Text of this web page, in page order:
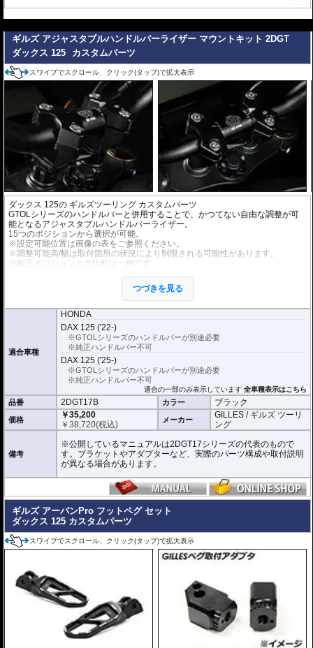
ギルズ アジャスタブルハンドルバーライザー マウントキット 2DGT
ダックス 125
カスタムパーツ
スワイプでスクロール、クリック(タップ)で拡大表示
ダックス 125の ギルズツーリング カスタムパーツ
GTOLシリーズのハンドルバーと併用することで、かつてない自由な調整が可
能となるアジャスタブルハンドルバーライザー。
15つのポジションから選択が可能。
※設定可能位置は画像の表をご参照ください。
※調整可能高/幅は取付箇所の状況により制限される可能性があります。
※純正ポジションとの比較は一例です。
アルミビレットからの削り出しにアルマイト処理を施した、見た目もにも美し
ギルズ 「バーハンドルバー GTOL」 品番:GTOLB/GTOLG が別途必要。
つづきを見る
適合車種
HONDA
DAX 125 ('22-)
※GTOLシリーズのハンドルバーが別途必要
※純正ハンドルバー不可
DAX 125 ('25-)
※GTOLシリーズのハンドルバーが別途必要
※純正ハンドルバー不可
適合の一部のみ表示しています全車種表示はこちら
品番 2DGT17B カラー ブラック
価格
￥35,200
￥38,720(税込) メーカー
GILLES / ギルズ ツーリ
ング
備考
※公開しているマニュアルは2DGT17シリーズの代表のもので
す。ブラケットやアダプターなど、実際のパーツ構成や取付説明
が異なる場合があります。
ギルズ アーバンPro フットペグ セット
ダックス 125 カスタムパーツ
スワイプでスクロール、クリック(タップ)で拡大表示